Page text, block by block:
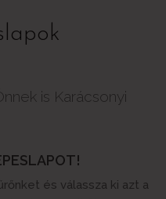
is Karácsonyi
és válassza ki azt a